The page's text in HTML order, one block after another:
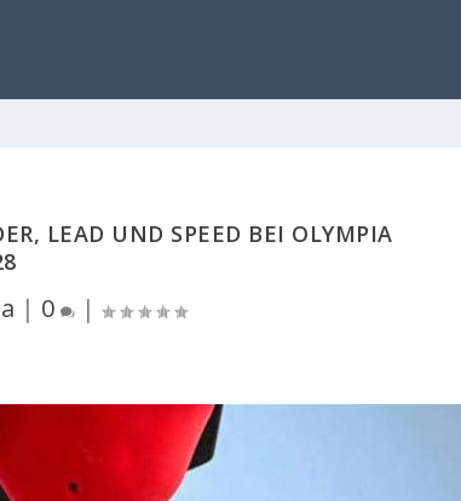
LEAD UND SPEED BEI OLYMPIA
| 0 |